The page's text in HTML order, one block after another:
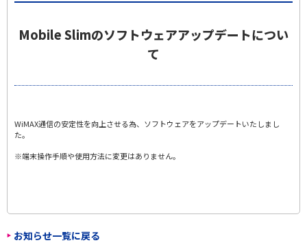
Mobile Slimのソフトウェアアップデートについ
て
WiMAX通信の安定性を向上させる為、ソフトウェアをアップデートいたしまし
た。
※端末操作手順や使用方法に変更はありません。
お知らせ一覧に戻る